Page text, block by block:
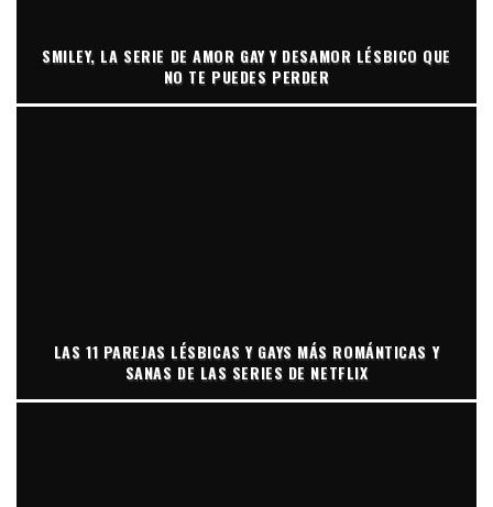
SMILEY, LA SERIE DE AMOR GAY Y DESAMOR LÉSBICO QUE
NO TE PUEDES PERDER
LAS 11 PAREJAS LÉSBICAS Y GAYS MÁS ROMÁNTICAS Y
SANAS DE LAS SERIES DE NETFLIX